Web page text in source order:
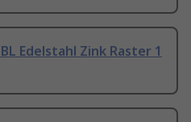
Edelstahl Zink Raster 1